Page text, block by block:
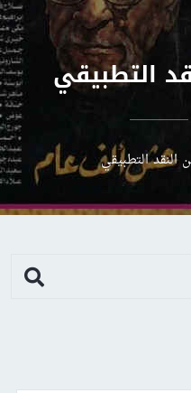
التطبيقي
التطبيقي